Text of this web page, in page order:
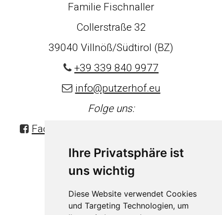
Ihre Privatsphäre ist
uns wichtig
Diese Website verwendet Cookies
und Targeting Technologien, um
Familie Fischnaller
Collerstraße 32
39040 Villnöß/Südtirol (BZ)
+39 339 840 9977
info@putzerhof.eu
Folge uns:
Facebook